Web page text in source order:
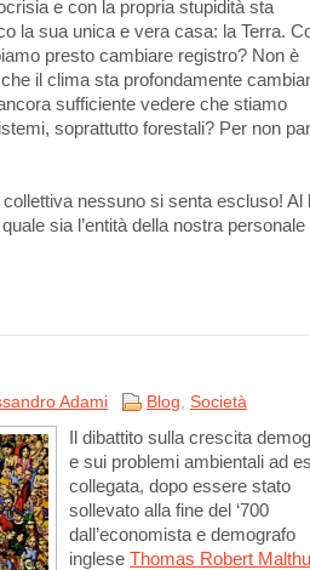
e con la propria stupidità sta
la sua unica e vera casa: la Terra.
presto cambiare registro? Non è
il clima sta profondamente
sufficiente vedere che stiamo
soprattutto forestali? Per non
nessuno si senta escluso! Al
sia l’entità della nostra personale
Adami Blog, Società
Il dibattito sulla crescita
e sui problemi ambientali ad
collegata, dopo essere stato
sollevato alla fine del ‘700
dall’economista e demografo
inglese Thomas Robert